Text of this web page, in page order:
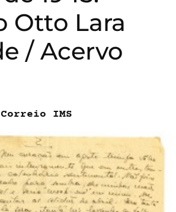
Otto Lara
/ Acervo
IMS